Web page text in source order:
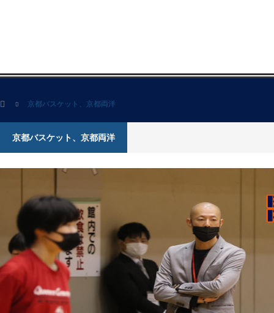
ホーム 京都バスケット、京都両洋
京都バスケット、京都両洋